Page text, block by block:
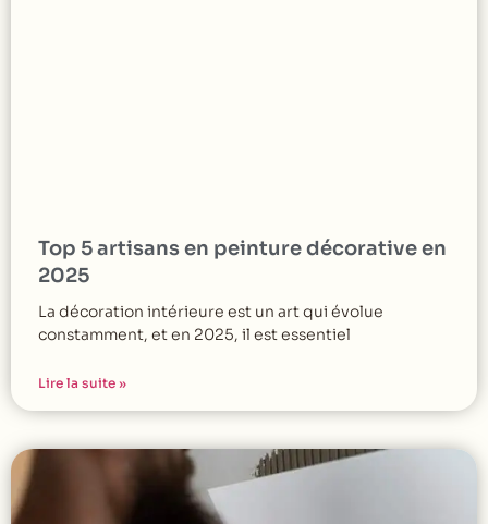
Top 5 artisans en peinture décorative en
2025
La décoration intérieure est un art qui évolue
constamment, et en 2025, il est essentiel
Lire la suite »